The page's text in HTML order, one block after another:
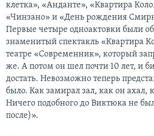
клетка», «Анданте», «Квартира
«Чинзано» и «День рождения
Первые четыре одноактовки были
знаменитый спектакль «Квартира
театре «Современник», который
же. А потом он шел почти 10 лет, и
достать. Невозможно теперь
было. Как замирал зал, как он ахал,
Ничего подобного до Виктюка не
после)».